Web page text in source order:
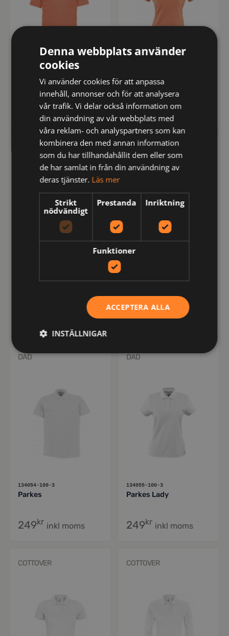
Gifford
kr inkl moms
Gifford Lady
274kr inkl moms
DAD
474 inkl moms
DAD
134054-100-3
Parkes
249kr inkl moms
DAD
134055-100-3
Parkes Lady
249kr inkl moms
COTTOVER COTTOVER
Denna webbplats använder
cookies
Vi använder cookies för att anpassa
innehåll, annonser och för att analysera
vår trafik. Vi delar också information om
din användning av vår webbplats med
våra reklam- och analyspartners som kan
kombinera den med annan information
som du har tillhandahållit dem eller som
de har samlat in från din användning av
deras tjänster. Läs mer
Strikt
nödvändigt
Prestanda Inriktning
Funktioner
ACCEPTERA ALLA
INSTÄLLNIGAR